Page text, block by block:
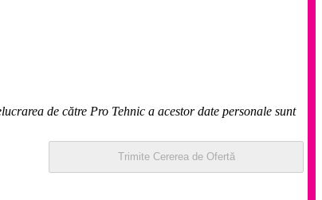
de către Pro Tehnic a acestor date personale sunt